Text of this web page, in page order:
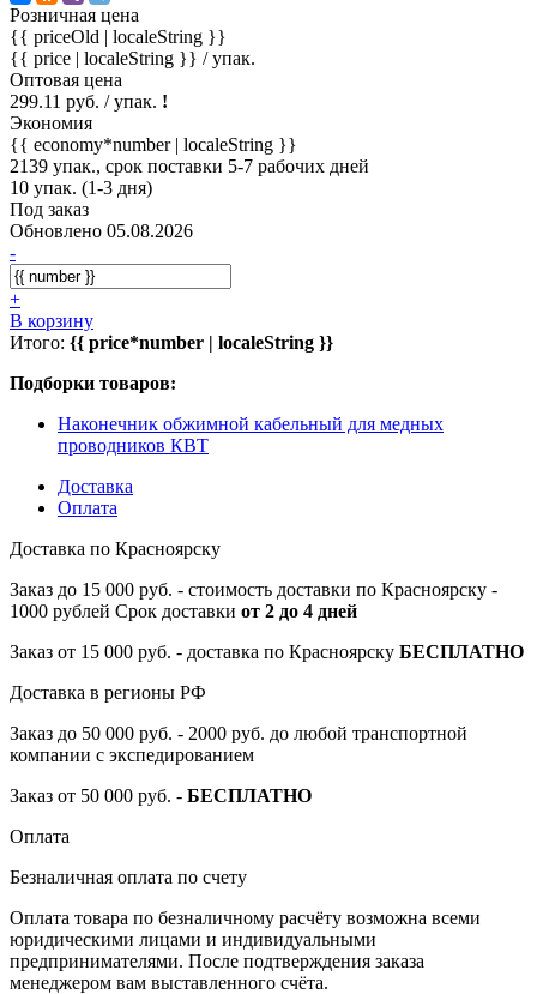
Розничная цена
{{ priceOld | localeString }}
{{ price | localeString }} / упак.
Оптовая цена
299.11 руб. / упак. !
Экономия
{{ economy*number | localeString }}
2139 упак., срок поставки 5-7 рабочих дней
10 упак. (1-3 дня)
Под заказ
Обновлено 05.08.2026
-
+
В корзину
Итого: {{ price*number | localeString }}
Подборки товаров:
Наконечник обжимной кабельный для медных
проводников КВТ
Доставка
Оплата
Доставка по Красноярску
Заказ до 15 000 руб. - стоимость доставки по Красноярску -
1000 рублей Срок доставки от 2 до 4 дней
Заказ от 15 000 руб. - доставка по Красноярску БЕСПЛАТНО
Доставка в регионы РФ
Заказ до 50 000 руб. - 2000 руб. до любой транспортной
компании с экспедированием
Заказ от 50 000 руб. - БЕСПЛАТНО
Оплата
Безналичная оплата по счету
Оплата товара по безналичному расчёту возможна всеми
юридическими лицами и индивидуальными
предпринимателями. После подтверждения заказа
менеджером вам выставленного счёта.